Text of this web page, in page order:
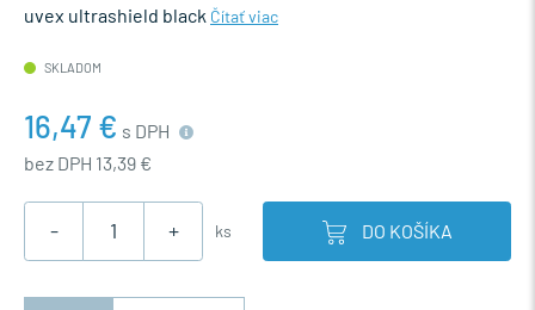
uvex ultrashield black Čítať viac
SKLADOM
16,47 € s DPH
bez DPH 13,39 €
- + ks DO KOŠÍKA